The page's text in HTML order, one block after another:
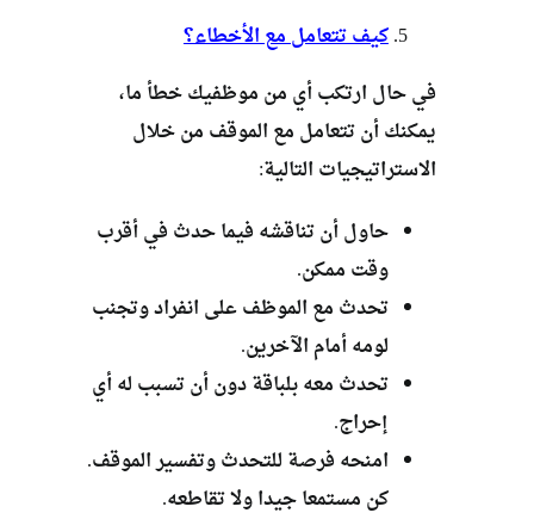
كيف تتعامل مع الأخطاء؟
في حال ارتكب أي من موظفيك خطأ ما،
يمكنك أن تتعامل مع الموقف من خلال
الاستراتيجيات التالية:
حاول أن تناقشه فيما حدث في أقرب
وقت ممكن.
تحدث مع الموظف على انفراد وتجنب
لومه أمام الآخرين.
تحدث معه بلباقة دون أن تسبب له أي
إحراج.
امنحه فرصة للتحدث وتفسير الموقف.
كن مستمعا جيدا ولا تقاطعه.